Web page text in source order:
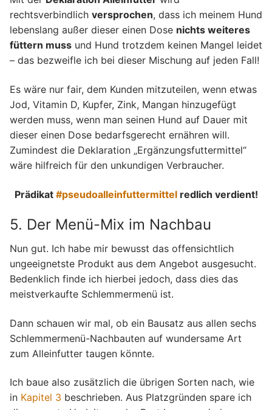
rechtsverbindlich versprochen, dass ich meinem Hund
lebenslang außer dieser einen Dose nichts weiteres
füttern muss und Hund trotzdem keinen Mangel leidet
– das bezweifle ich bei dieser Mischung auf jeden Fall!
Es wäre nur fair, dem Kunden mitzuteilen, wenn etwas
Jod, Vitamin D, Kupfer, Zink, Mangan hinzugefügt
werden muss, wenn man seinen Hund auf Dauer mit
dieser einen Dose bedarfsgerecht ernähren will.
Zumindest die Deklaration „Ergänzungsfuttermittel“
wäre hilfreich für den unkundigen Verbraucher.
Prädikat #pseudoalleinfuttermittelredlich verdient!
5. Der Menü-Mix im Nachbau
Nun gut. Ich habe mir bewusst das offensichtlich
ungeeignetste Produkt aus dem Angebot ausgesucht.
Bedenklich finde ich hierbei jedoch, dass dies das
meistverkaufte Schlemmermenü ist.
Dann schauen wir mal, ob ein Bausatz aus allen sechs
Schlemmermenü-Nachbauten auf wundersame Art
zum Alleinfutter taugen könnte.
Ich baue also zusätzlich die übrigen Sorten nach, wie
in Kapitel 3 beschrieben. Aus Platzgründen spare ich